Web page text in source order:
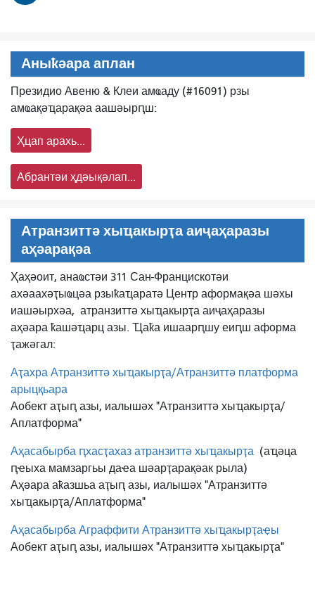
Аныҟәара аплан
Президио Авеню & Клеи амҩаду (#16091) рзы
амҩақәҵарақәа аашәырԥш:
Ҳцап арахь...
Абрантәи ҳдәықәлап...
Атранзиттә хыҵакырҭа аиҷаҳаразы
аҳәарақәа
Ҳаҳәоит, анаҩстәи 311 Сан-Францискотәи
ахәаахәҭыҩцәа рзыҟаҵаратә Центр аформақәа шәхы
иашәырхәа, атранзиттә хыҵакырҭа аиҷаҳаразы
аҳәара ҟашәҵарц азы. Ҵаҟа ишаарԥшу еиԥш аформа
ҭажәгал:
Аҭахра Атранзиттә хыҵакырҭа/Атранзиттә платформа
арыцқьара
Аобект аҭыԥ азы, иалышәх "Атранзиттә хыҵакырҭа/
Аплатформа"
Аҳасабырба ԥхасҭахаз атранзиттә хыҵакырҭа (аҵәца
ԥҽыха мамзаргьы даҽа шәарҭарақәак рыла)
Аҳәара аҟазшьа аҭыԥ азы, иалышәх "Атранзиттә
хыҵакырҭа/Аплатформа"
Аҳасабырба Аграффити Атранзиттә хыҵакырҭаҿы
Аобект аҭыԥ азы, иалышәх "Атранзиттә хыҵакырҭа"